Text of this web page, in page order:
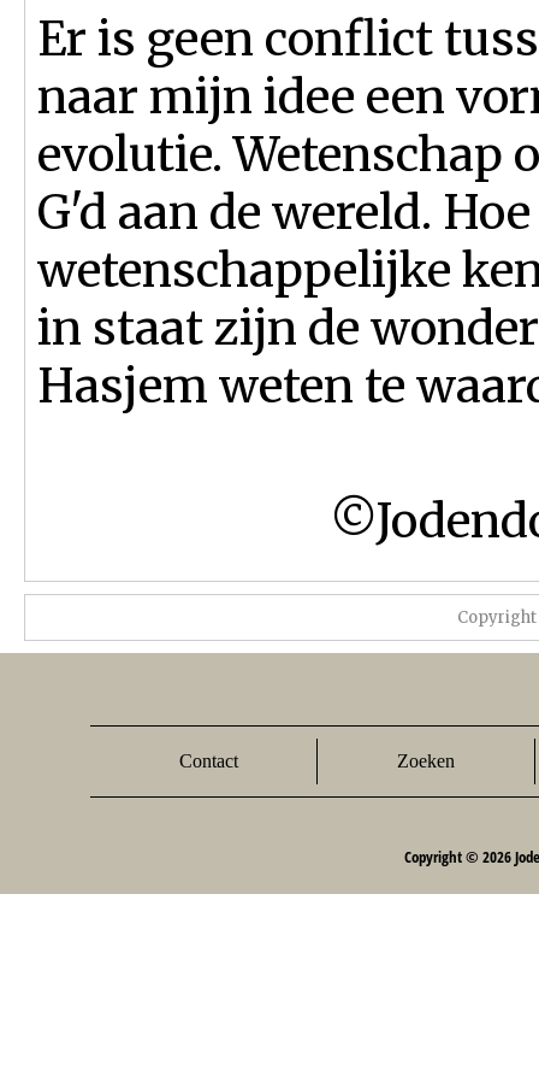
Er is geen conflict
naar mijn idee een
evolutie. Wetenschap
G'd aan de wereld.
wetenschappelijke
in staat zijn de
Hasjem weten te
Contact Zoeken
Copyright © 2026